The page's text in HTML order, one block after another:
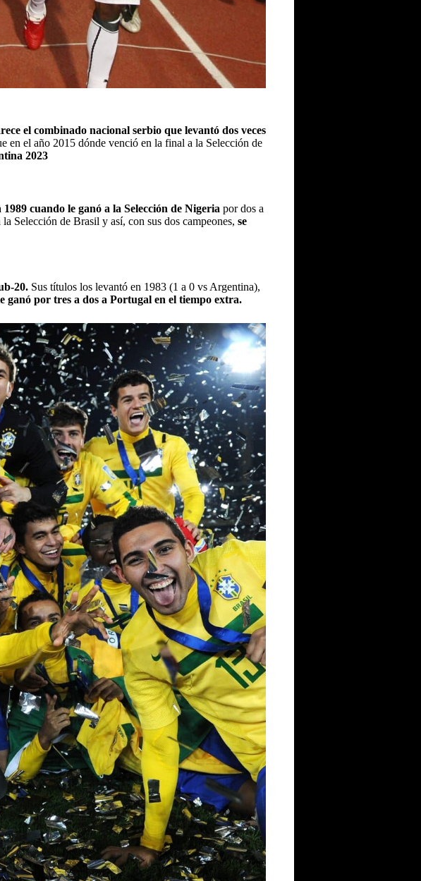
el combinado nacional serbio que levantó dos veces
en el año 2015 dónde venció en la final a la Selección de
2023
cuando le ganó a la Selección de Nigeria por dos a
Selección de Brasil y así, con sus dos campeones, se
20. Sus títulos los levantó en 1983 (1 a 0 vs Argentina),
ganó por tres a dos a Portugal en el tiempo extra.